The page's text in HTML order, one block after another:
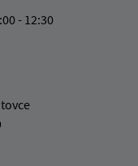
- 12:30